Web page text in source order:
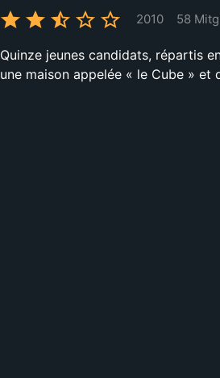
2010 58
Quinze jeunes candidats, répartis
une maison appelée « le Cube »